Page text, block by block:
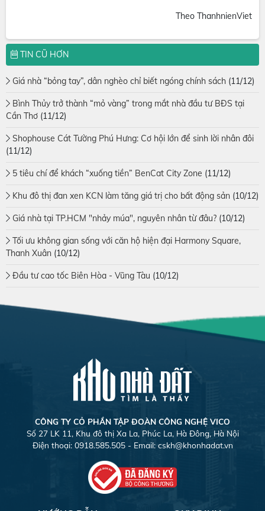
Theo ThanhnienViet
TIN CŨ HƠN
Giá nhà “bỏng tay”, dân nghèo chỉ biết ngóng chính sách (11/12)
Bình Thủy trở thành “mỏ vàng” trong mắt nhà đầu tư BĐS tại
Cần Thơ (11/12)
Shophouse Cát Tường Phú Hưng: Cơ hội lớn để sinh lời nhân đôi
(11/12)
5 tiêu chí để khách “xuống tiền” BenCat City Zone (11/12)
Khu đô thị đan xen KCN làm tăng giá trị cho bất động sản (10/12)
Giá nhà tại TP.HCM "nhảy múa", nguyên nhân từ đâu? (10/12)
Tối ưu không gian sống với căn hộ hiện đại Harmony Square,
Thanh Xuân (10/12)
Đầu tư cao tốc Biên Hòa - Vũng Tàu (10/12)
CÔNG TY CỎ PHẦN TẬP ĐOÀN CÔNG NGHỆ VICO
Số 27 LK 11, Khu đô thị Xa La, Phúc La, Hà Đông, Hà Nội
Điện thoại: 0918.585.505 - Email: cskh@khonhadat.vn